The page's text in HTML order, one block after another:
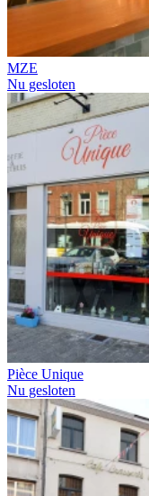
MZE
Nu gesloten
Pièce Unique
Nu gesloten